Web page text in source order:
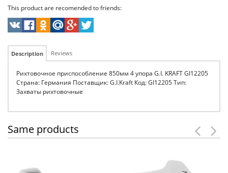
This product are recomended to friends:
Description Reviews
Рихтовочное приспособление 850мм 4 упора G.I. KRAFT GI12205
Страна: Германия Поставщик: G.I.Kraft Код: GI12205 Тип:
Захваты рихтовочные
Same products